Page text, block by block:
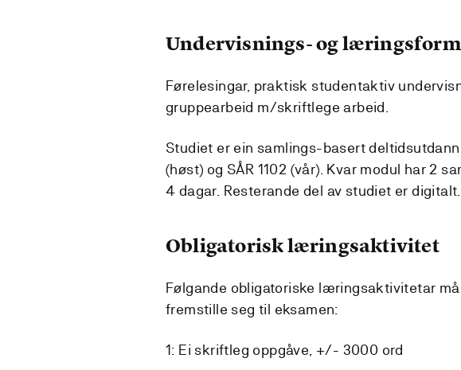
Undervisnings- og
Førelesingar, praktisk studentaktiv
gruppearbeid m/skriftlege arbeid.
Studiet er ein samlings-basert
(høst) og SÅR 1102 (vår). Kvar modul har 2
4 dagar. Resterande del av studiet er digitalt.
Obligatorisk læringsaktivitet
Følgande obligatoriske læringsaktivitetar
fremstille seg til eksamen:
1: Ei skriftleg oppgåve, +/- 3000 ord